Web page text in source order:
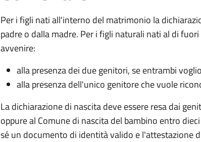
Per i figli nati all'interno del matrimonio la
padre o dalla madre. Per i figli naturali nati al di
avvenire:
alla presenza dei due genitori, se entrambi
alla presenza dell'unico genitore che vuole
La dichiarazione di nascita deve essere resa dai
oppure al Comune di nascita del bambino entro
sé un documento di identità valido e l'attestazione